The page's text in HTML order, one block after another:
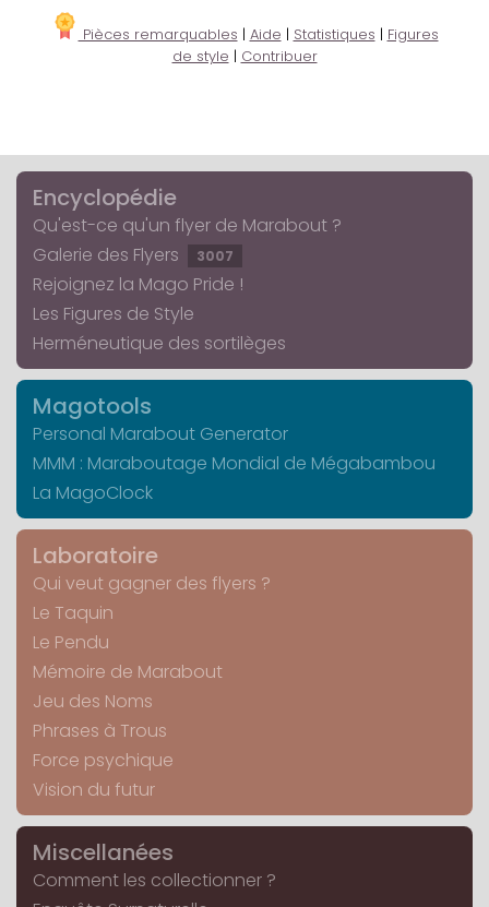
Pièces remarquables | Aide | Statistiques | Figures
de style | Contribuer
Encyclopédie
Qu'est-ce qu'un flyer de Marabout ?
Galerie des Flyers
3007
Rejoignez la Mago Pride !
Les Figures de Style
Herméneutique des sortilèges
Magotools
Personal Marabout Generator
MMM : Maraboutage Mondial de Mégabambou
La MagoClock
Laboratoire
Qui veut gagner des flyers ?
Le Taquin
Le Pendu
Mémoire de Marabout
Jeu des Noms
Phrases à Trous
Force psychique
Vision du futur
Miscellanées
Comment les collectionner ?